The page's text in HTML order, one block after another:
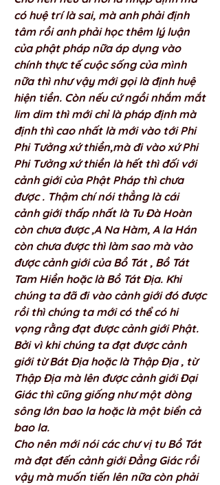
có huệ trí là sai, mà anh phải định
tâm rồi anh phải học thêm lý luận
của phật pháp nữa áp dụng vào
chính thực tế cuộc sống của mình
nữa thì như vậy mới gọi là định huệ
hiện tiền. Còn nếu cứ ngồi nhắm mắt
lim dim thì mới chỉ là pháp định mà
định thì cao nhất là mới vào tới Phi
Phi Tưởng xứ thiền,mà đi vào xứ Phi
Phi Tưởng xứ thiền là hết thì đối với
cảnh giới của Phật Pháp thì chưa
được . Thậm chí nói thẳng là cái
cảnh giới thấp nhất là Tu Đà Hoàn
còn chưa được ,A Na Hàm, A la Hán
còn chưa được thì làm sao mà vào
được cảnh giới của Bồ Tát , Bồ Tát
Tam Hiền hoặc là Bồ Tát Địa. Khi
chúng ta đã đi vào cảnh giới đó được
rồi thì chúng ta mới có thể có hi
vọng rằng đạt được cảnh giới Phật.
Bởi vì khi chúng ta đạt được cảnh
giới từ Bát Địa hoặc là Thập Địa , từ
Thập Địa mà lên được cảnh giới Đại
Giác thì cũng giống như một dòng
sông lớn bao la hoặc là một biển cả
bao la.
Cho nên mới nói các chư vị tu Bồ Tát
mà đạt đến cảnh giới Đẳng Giác rồi
vậy mà muốn tiến lên nữa còn phải